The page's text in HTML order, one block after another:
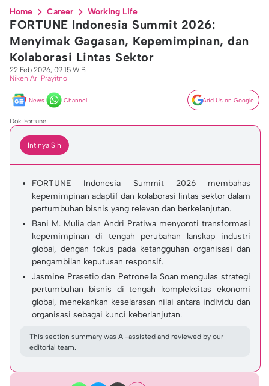
Home Career Working Life
FORTUNE Indonesia Summit 2026:
Menyimak Gagasan, Kepemimpinan, dan
Kolaborasi Lintas Sektor
22 Feb 2026, 09:15 WIB
Niken Ari Prayitno
News Channel Add Us on Google
Dok. Fortune
Intinya Sih
FORTUNE Indonesia Summit 2026 membahas
kepemimpinan adaptif dan kolaborasi lintas sektor dalam
pertumbuhan bisnis yang relevan dan berkelanjutan.
Bani M. Mulia dan Andri Pratiwa menyoroti transformasi
kepemimpinan di tengah perubahan lanskap industri
global, dengan fokus pada ketangguhan organisasi dan
pengambilan keputusan responsif.
Jasmine Prasetio dan Petronella Soan mengulas strategi
pertumbuhan bisnis di tengah kompleksitas ekonomi
global, menekankan keselarasan nilai antara individu dan
organisasi sebagai kunci keberlanjutan.
This section summary was AI-assisted and reviewed by our
editorial team.